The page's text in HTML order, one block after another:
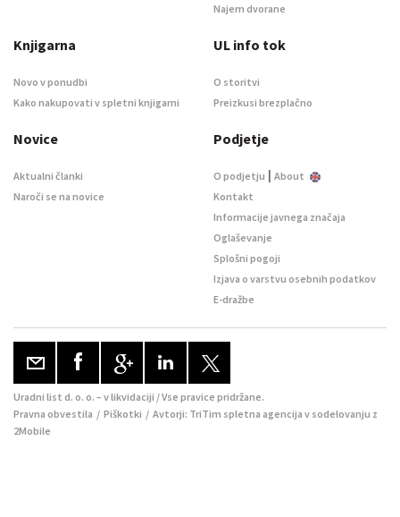
Najem dvorane
Knjigarna
Novo v ponudbi
Kako nakupovati v spletni knjigarni
UL info tok
O storitvi
Preizkusi brezplačno
Novice
Aktualni članki
Naroči se na novice
Podjetje
O podjetju | About
Kontakt
Informacije javnega značaja
Oglaševanje
Splošni pogoji
Izjava o varstvu osebnih podatkov
E-dražbe
Uradni list d. o. o. – v likvidaciji / Vse pravice pridržane.
Pravna obvestila / Piškotki / Avtorji: TriTim spletna agencija v sodelovanju z
2Mobile